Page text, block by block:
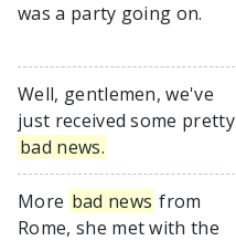
was a party going on.
Well, gentlemen, we've
just received some pretty
bad news.
More bad news from
Rome, she met with the